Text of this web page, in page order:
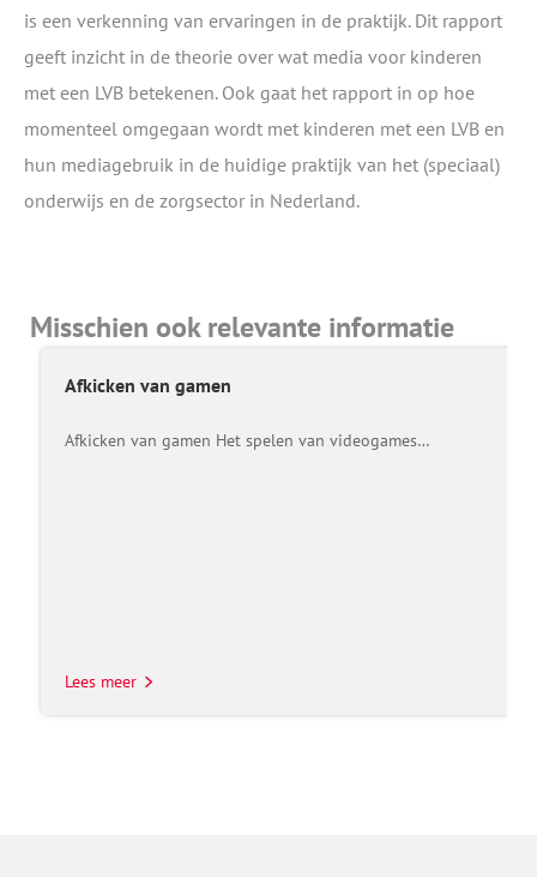
is een verkenning van ervaringen in de praktijk. Dit rapport
geeft inzicht in de theorie over wat media voor kinderen
met een LVB betekenen. Ook gaat het rapport in op hoe
momenteel omgegaan wordt met kinderen met een LVB en
hun mediagebruik in de huidige praktijk van het (speciaal)
onderwijs en de zorgsector in Nederland.
Misschien ook relevante informatie
Afkicken van gamen
Afkicken van gamen Het spelen van videogames…
Lees meer